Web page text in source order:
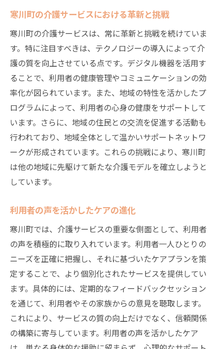
寒川町の介護サービスが支える安心と信頼の環
安心感を生む介護サービスの提供方法
信頼関係構築のためのスタッフ教育
寒川町が誇る安心できる生活環境の整備
地域に根ざした信頼の介護サービス
利用者の安心を最優先に考えたケア
寒川町の介護施設が提供する安心の理由
寒川町の介護現場コミュニティが育む絆と信頼
コミュニティ内で築かれる絆の重要性
信頼関係が支える介護の質向上
割
地域コミュニティが育む介護の未来
信頼される介護現場の実現方法
寒川町の介護がもたらす地域の安定
寒川町における介護の未来地域特性を活かした
取り組み
地域特性を活かした先進的な介護アプロー
チ
寒川町の未来を見据えた介護計画
寒川町の介護サービスにおける革新と挑戦
寒川町の介護サービスは、常に革新と挑戦を続けていま
す。特に注目すべきは、テクノロジーの導入によって介
護の質を向上させている点です。デジタル機器を活用す
ることで、利用者の健康管理やコミュニケーションの効
率化が図られています。また、地域の特性を活かしたプ
ログラムによって、利用者の心身の健康をサポートして
います。さらに、地域の住民との交流を促進する活動も
行われており、地域全体として温かいサポートネットワ
ークが形成されています。これらの挑戦により、寒川町
は他の地域に先駆けて新たな介護モデルを確立しようと
しています。
利用者の声を活かしたケアの進化
寒川町では、介護サービスの重要な側面として、利用者
の声を積極的に取り入れています。利用者一人ひとりの
ニーズを正確に把握し、それに基づいたケアプランを策
定することで、より個別化されたサービスを提供してい
ます。具体的には、定期的なフィードバックセッション
を通じて、利用者やその家族からの意見を聴取します。
これにより、サービスの質の向上だけでなく、信頼関係
の構築に寄与しています。利用者の声を活かしたケア